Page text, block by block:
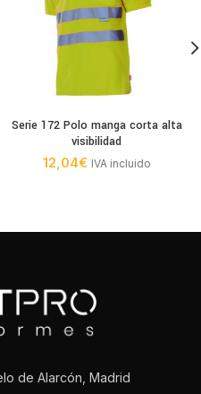
Serie 172 Polo manga corta alta
visibilidad
12,04€ IVA incluido
de Alarcón, Madrid